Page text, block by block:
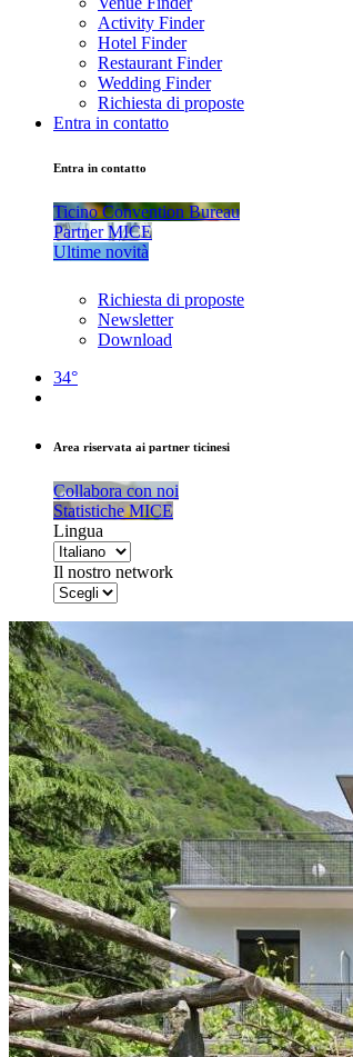
Activity Finder
Hotel Finder
Restaurant Finder
Wedding Finder
Richiesta di proposte
Entra in contatto
Entra in contatto
Ticino Convention Bureau
Partner MICE
Ultime novità
Richiesta di proposte
Newsletter
Download
34°
Area riservata ai partner ticinesi
Collabora con noi
Statistiche MICE
Lingua
Il nostro network